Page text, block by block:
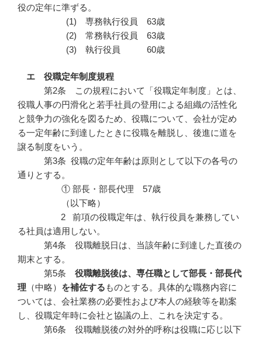
役の定年に準ずる。
(1) 専務執行役員 63歳
(2) 常務執行役員 63歳
(3) 執行役員 60歳
エ 役職定年制度規程
第2条 この規程において「役職定年制度」とは、
役職人事の円滑化と若手社員の登用による組織の活性化
と競争力の強化を図るため、役職について、会社が定め
る一定年齢に到達したときに役職を離脱し、後進に道を
譲る制度をいう。
第3条 役職の定年年齢は原則として以下の各号の
通りとする。
① 部長・部長代理 57歳
（以下略）
2 前項の役職定年は、執行役員を兼務してい
る社員は適用しない。
第4条 役職離脱日は、当該年齢に到達した直後の
期末とする。
第5条 役職離脱後は、専任職として部長・部長代
理 （中略） を補佐する ものとする。具体的な職務内容に
ついては、会社業務の必要性および本人の経験等を勘案
し、役職定年時に会社と協議の上、これを決定する。
第6条 役職離脱後の対外的呼称は役職に応じ以下